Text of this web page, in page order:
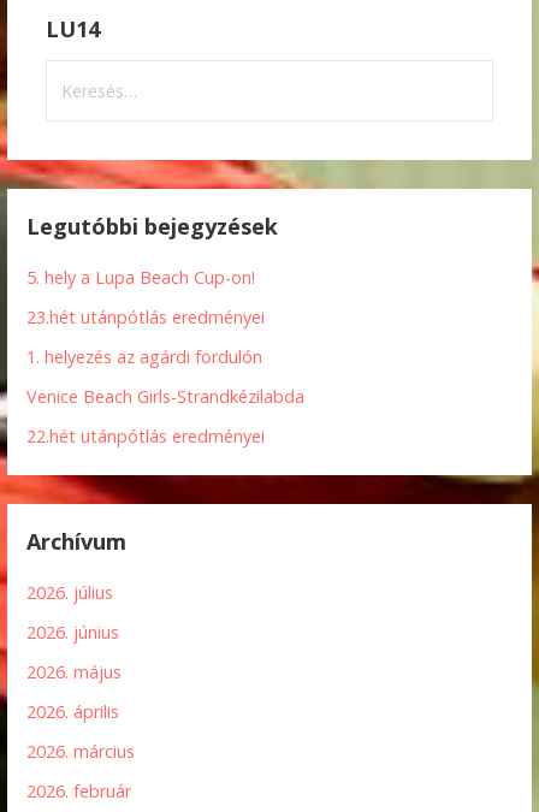
LU14
Legutóbbi bejegyzések
5. hely a Lupa Beach Cup-on!
23.hét utánpótlás eredményei
1. helyezés az agárdi fordulón
Venice Beach Girls-Strandkézilabda
22.hét utánpótlás eredményei
Archívum
2026. július
2026. június
2026. május
2026. április
2026. március
2026. február